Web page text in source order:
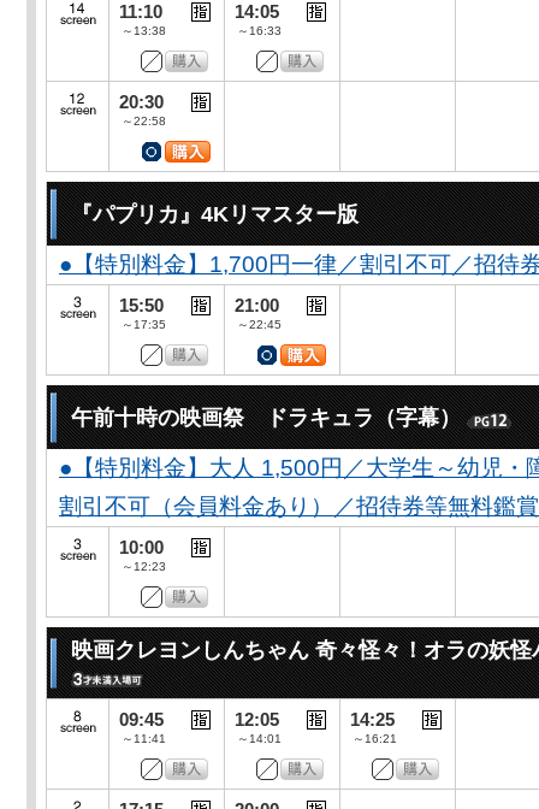
11:10
～13:38
14:05
～16:33
20:30
～22:58
『パプリカ』4Kリマスター版
●【特別料金】1,700円一律／割引不可／招待
15:50
～17:35
21:00
～22:45
午前十時の映画祭 ドラキュラ（字幕）
●【特別料金】大人 1,500円／大学生～幼児
割引不可（会員料金あり）／招待券等無料鑑
10:00
～12:23
映画クレヨンしんちゃん 奇々怪々！オラの妖怪
09:45
～11:41
12:05
～14:01
14:25
～16:21